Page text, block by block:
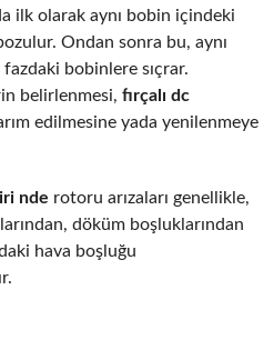
ilk olarak aynı bobin içindeki
Ondan sonra bu, aynı
bobinlere sıçrar.
belirlenmesi, fırçalı dc
edilmesine yada yenilenmeye
nde rotoru arızaları genellikle,
döküm boşluklarından
hava boşluğu